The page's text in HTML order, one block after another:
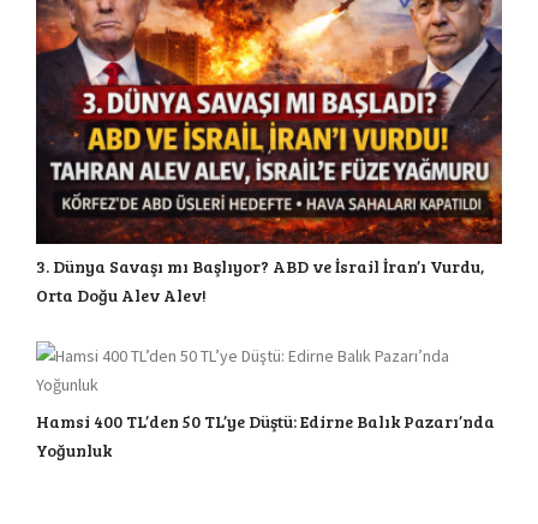
3. Dünya Savaşı mı Başlıyor? ABD ve İsrail İran’ı Vurdu,
Orta Doğu Alev Alev!
Hamsi 400 TL’den 50 TL’ye Düştü: Edirne Balık Pazarı’nda
Yoğunluk